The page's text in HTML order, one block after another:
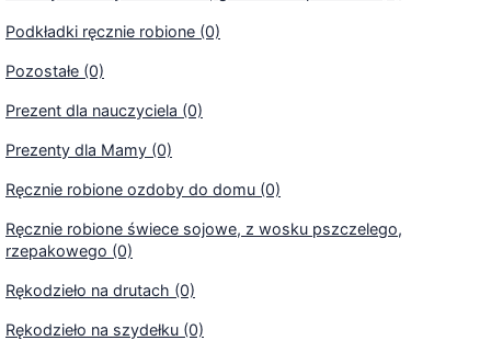
Podkładki ręcznie robione (0)
Pozostałe (0)
Prezent dla nauczyciela (0)
Prezenty dla Mamy (0)
Ręcznie robione ozdoby do domu (0)
Ręcznie robione świece sojowe, z wosku pszczelego,
rzepakowego (0)
Rękodzieło na drutach (0)
Rękodzieło na szydełku (0)